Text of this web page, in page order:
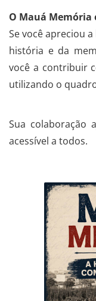
O Mauá Memória
Se você apreciou
história e da
você a contribuir
utilizando o
Sua colaboração
acessível a todos.